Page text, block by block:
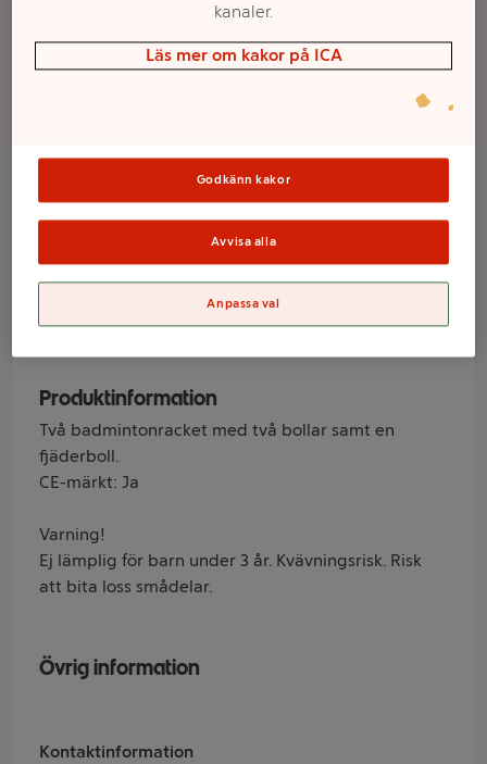
Jättebadminton
66cm
Produktinformation
Två badmintonracket med två bollar samt en
fjäderboll.
CE-märkt: Ja
Varning!
Ej lämplig för barn under 3 år. Kvävningsrisk. Risk
att bita loss smådelar.
Övrig information
Kontaktinformation
Sortimentet kan variera mellan butikerna
kanaler.
Läs mer om kakor på ICA
Godkänn kakor
Avvisa alla
Anpassa val